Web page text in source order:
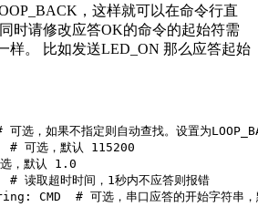
，这样就可以在命令行直
时请修改应答OK的命令的起始符需
样。 比如发送LED_ON 那么应答起始
，如果不指定则自动查找。设置为
可选，默认 115200
，默认 1.0
读取超时时间，1秒内不应答则报错
CMD  # 可选，串口应答的开始字符串，